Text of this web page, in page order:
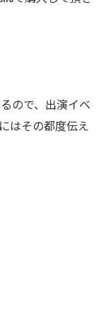
ので、出演イベ
はその都度伝え